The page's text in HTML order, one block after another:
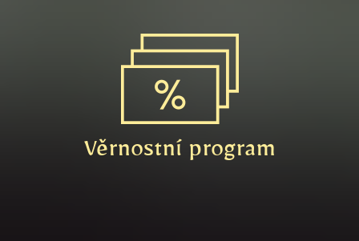
Věrnostní program